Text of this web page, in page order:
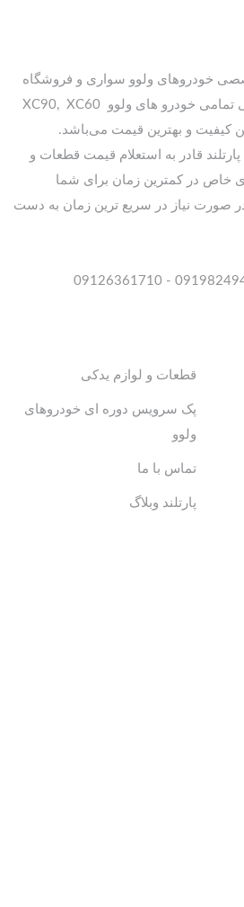
خودروهای ولوو سواری و فروشگاه
قطعات و لوازم یدکی اصلی تمامی خودرو های ولوو XC90, XC60
قادر به استعلام قیمت قطعات و
خاص در کمترین زمان برای شما
صورت نیاز در سریع ترین زمان به دست
قطعات و لوازم یدکی
پک سرویس دوره ای خودروهای
ولوو
تماس با ما
پارتلند وبلاگ